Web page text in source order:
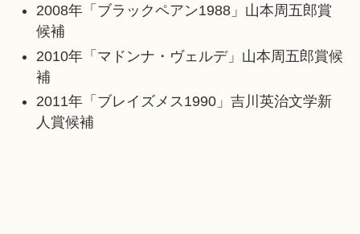
2008年「ブラックペアン1988」山本周五郎賞
候補
2010年「マドンナ・ヴェルデ」山本周五郎賞候
補
2011年「ブレイズメス1990」吉川英治文学新
人賞候補